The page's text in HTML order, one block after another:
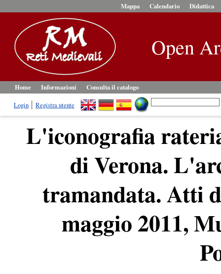
Mappa Calendario Didattica
Open
Home Informazioni
Consulta il catalogo
Login
Registra utente
L'iconografia
di Verona.
tramandata. Atti
maggio 2011,